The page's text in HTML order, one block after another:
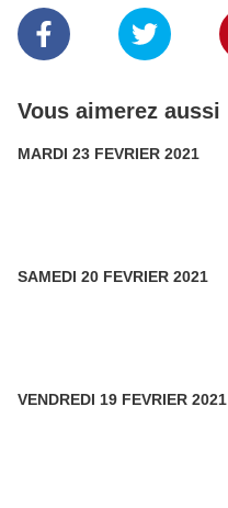
Vous aimerez aussi
MARDI 23 FEVRIER 2021
SAMEDI 20 FEVRIER 2021
VENDREDI 19 FEVRIER 2021